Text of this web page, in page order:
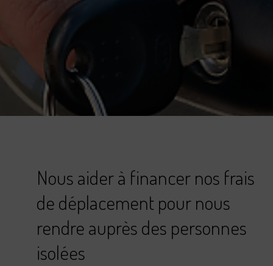
Nous aider à financer nos frais
de déplacement pour nous
rendre auprès des personnes
isolées